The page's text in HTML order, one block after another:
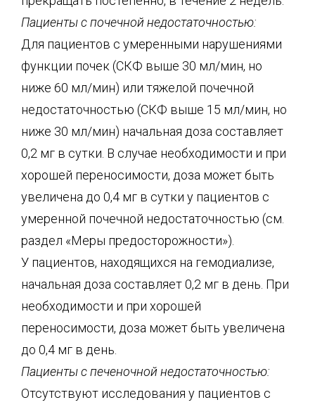
Пациенты с почечной недостаточностью:
Для пациентов с умеренными нарушениями
функции почек (СКФ выше 30 мл/мин, но
ниже 60 мл/мин) или тяжелой почечной
недостаточностью (СКФ выше 15 мл/мин, но
ниже 30 мл/мин) начальная доза составляет
0,2 мг в сутки. В случае необходимости и при
хорошей переносимости, доза может быть
увеличена до 0,4 мг в сутки у пациентов с
умеренной почечной недостаточностью (см.
раздел «Меры предосторожности»).
У пациентов, находящихся на гемодиализе,
начальная доза составляет 0,2 мг в день. При
необходимости и при хорошей
переносимости, доза может быть увеличена
до 0,4 мг в день.
Пациенты с печеночной недостаточностью:
Отсутствуют исследования у пациентов с